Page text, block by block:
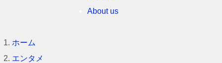
About us
ホーム
エンタメ